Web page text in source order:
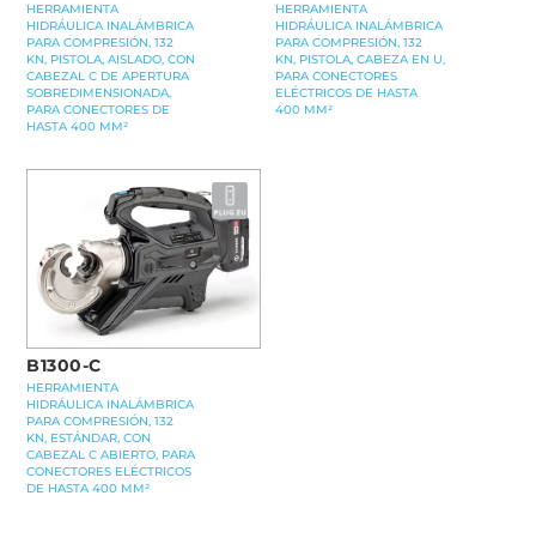
HERRAMIENTA
HIDRÁULICA INALÁMBRICA
PARA COMPRESIÓN, 132
KN, PISTOLA, AISLADO, CON
CABEZAL C DE APERTURA
SOBREDIMENSIONADA,
PARA CONECTORES DE
HASTA 400 MM²
HERRAMIENTA
HIDRÁULICA INALÁMBRICA
PARA COMPRESIÓN, 132
KN, PISTOLA, CABEZA EN U,
PARA CONECTORES
ELÉCTRICOS DE HASTA
400 MM²
B1300-C
HERRAMIENTA
HIDRÁULICA INALÁMBRICA
PARA COMPRESIÓN, 132
KN, ESTÁNDAR, CON
CABEZAL C ABIERTO, PARA
CONECTORES ELÉCTRICOS
DE HASTA 400 MM²